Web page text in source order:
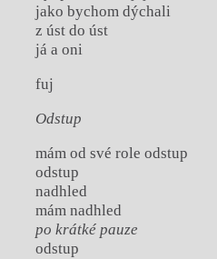
jako bychom dýchali
z úst do úst
já a oni
fuj
Odstup
mám od své role odstup
odstup
nadhled
mám nadhled
po krátké pauze
odstup